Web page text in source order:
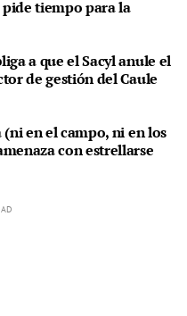
tiempo para la
a que el Sacyl anule el
de gestión del Caule
en el campo, ni en los
con estrellarse